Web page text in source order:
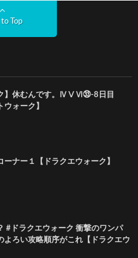
to Top
ク】休むんです。ⅣⅤⅥ㉝-8日目
ウォーク】
ナー１【ドラクエウォーク】
#ドラクエウォーク 衝撃のワンパ
よろい攻略順序がこれ【ドラクエウ